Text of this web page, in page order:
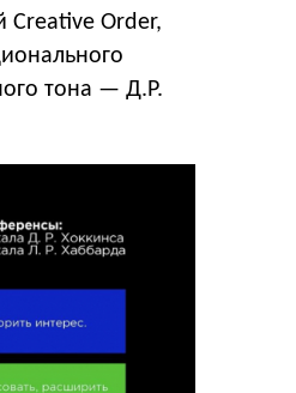
Creative Order,
тона — Д.Р.